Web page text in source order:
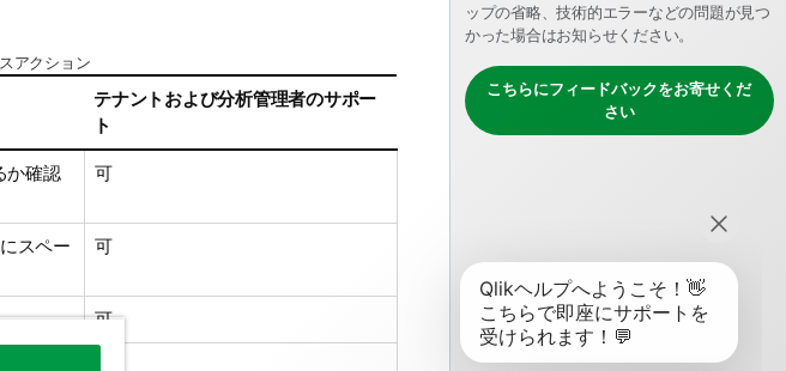
ップの省略、技術的エラーなどの問題が見つ
かった場合はお知らせください。
こちらにフィードバックをお寄せくだ
さい
アクション
テナントおよび分析管理者のサポー
ト
か確認
可
にスペー
可
可